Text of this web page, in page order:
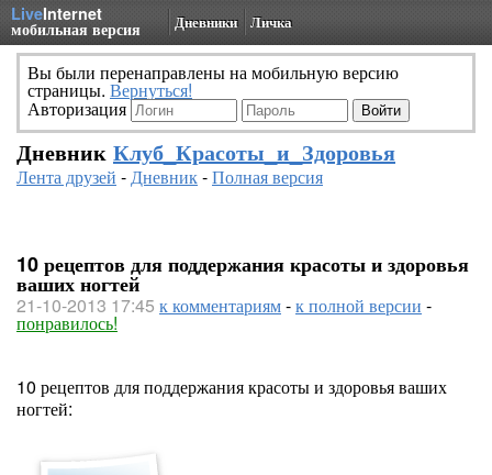
LiveInternet
мобильная версия Дневники Личка
Вы были перенаправлены на мобильную версию
страницы. Вернуться!
Авторизация
Дневник Клуб_Красоты_и_Здоровья
Лента друзей -Дневник-Полная версия
10 рецептов для поддержания красоты и здоровья
ваших ногтей
21-10-2013 17:45 к комментариям-к полной версии -
понравилось!
10 рецептов для поддержания красоты и здоровья ваших
ногтей: